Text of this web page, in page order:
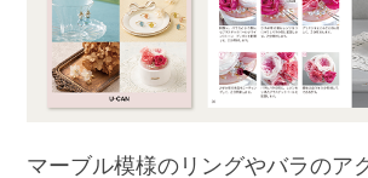
マーブル模様のリングやバラのア